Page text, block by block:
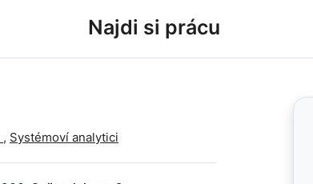
Najdi si prácu
, Systémoví analytici